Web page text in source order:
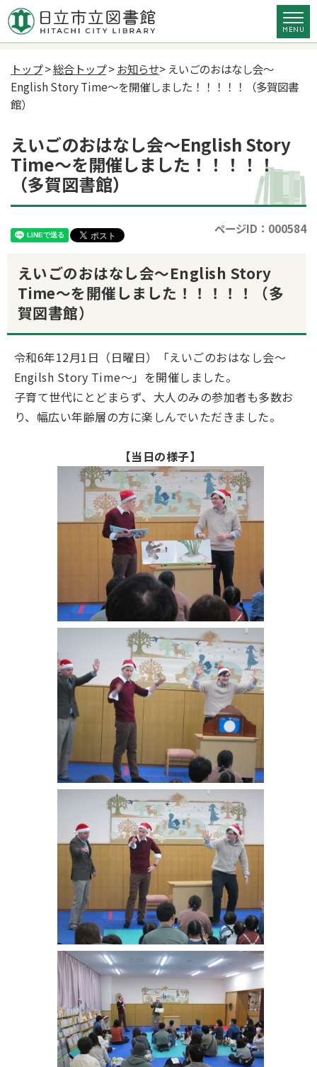
トップ>総合トップ>お知らせ> えいごのおはなし会～
English Story Time～を開催しました！！！！！（多賀図書
館）
えいごのおはなし会～English Story
Time～を開催しました！！！！！
（多賀図書館）
ページID：000584
えいごのおはなし会～English Story
Time～を開催しました！！！！！（多
賀図書館）
令和6年12月1日（日曜日）「えいごのおはなし会～
Engilsh Story Time～」を開催しました。
子育て世代にとどまらず、大人のみの参加者も多数お
り、幅広い年齢層の方に楽しんでいただきました。
【当日の様子】